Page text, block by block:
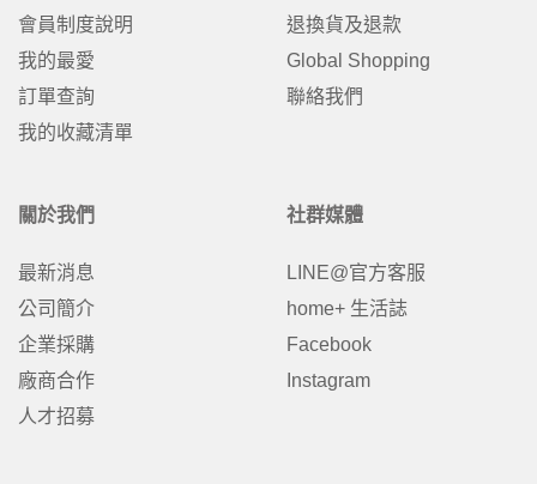
會員制度說明
我的最愛
訂單查詢
我的收藏清單
退換貨及退款
Global Shopping
聯絡我們
關於我們
最新消息
公司簡介
企業採購
廠商合作
人才招募
社群媒體
LINE@官方客服
home+ 生活誌
Facebook
Instagram